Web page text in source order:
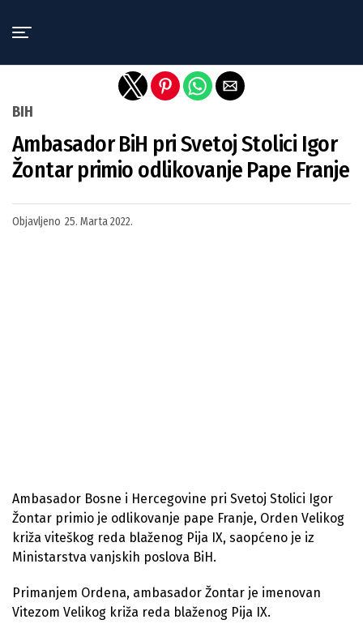
BIH
Ambasador BiH pri Svetoj Stolici Igor
Žontar primio odlikovanje Pape Franje
Objavljeno 25. Marta 2022.
Ambasador Bosne i Hercegovine pri Svetoj Stolici Igor
Žontar primio je odlikovanje pape Franje, Orden Velikog
križa viteškog reda blaženog Pija IX, saopćeno je iz
Ministarstva vanjskih poslova BiH.
Primanjem Ordena, ambasador Žontar je imenovan
Vitezom Velikog križa reda blaženog Pija IX.